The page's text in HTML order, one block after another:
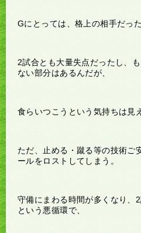
Gにとっては、格上の相手だっ
2試合とも大量失点だったし、
ない部分はあるんだが、
食らいつこうという気持ちは見
ただ、止める・蹴る等の技術ご
ールをロストしてしまう。
守備にまわる時間が多くなり、
という悪循環で、